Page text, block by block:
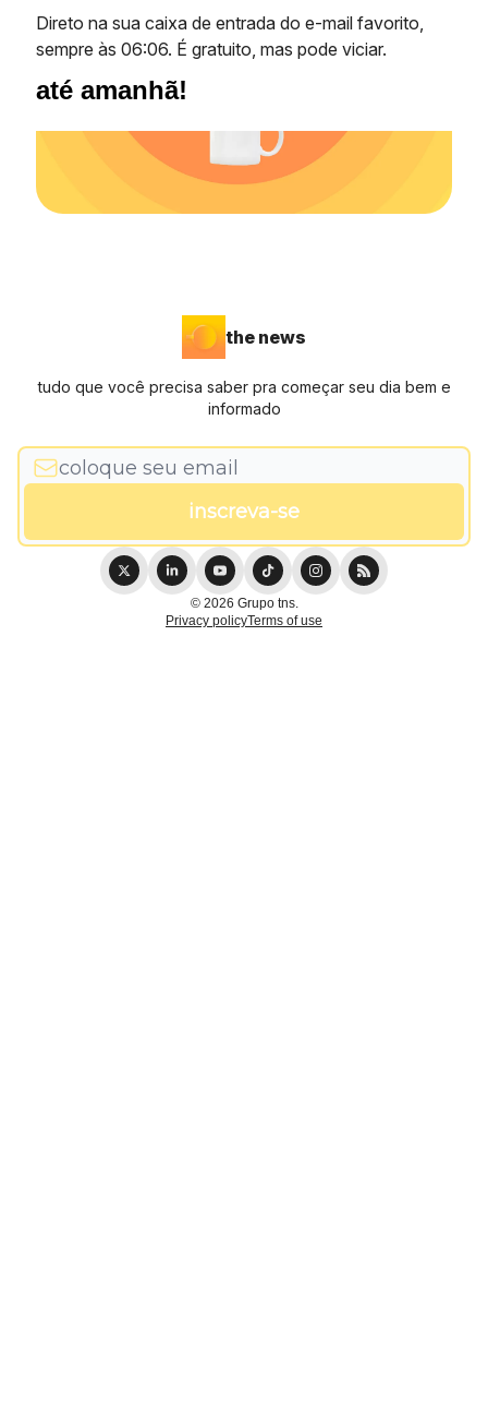
Direto na sua caixa de entrada do e-mail favorito,
sempre às 06:06. É gratuito, mas pode viciar.
até amanhã!
the news
tudo que você precisa saber pra começar seu dia bem e
informado
© 2026 Grupo tns.
Privacy policyTerms of use